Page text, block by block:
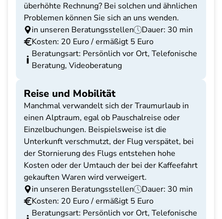
überhöhte Rechnung? Bei solchen und ähnlichen
Problemen können Sie sich an uns wenden.
in unseren Beratungsstellen
Dauer: 30 min
Kosten: 20 Euro / ermäßigt 5 Euro
Beratungsart: Persönlich vor Ort, Telefonische
Beratung, Videoberatung
Reise und Mobilität
Manchmal verwandelt sich der Traumurlaub in
einen Alptraum, egal ob Pauschalreise oder
Einzelbuchungen. Beispielsweise ist die
Unterkunft verschmutzt, der Flug verspätet, bei
der Stornierung des Flugs entstehen hohe
Kosten oder der Umtauch der bei der Kaffeefahrt
gekauften Waren wird verweigert.
in unseren Beratungsstellen
Dauer: 30 min
Kosten: 20 Euro / ermäßigt 5 Euro
Beratungsart: Persönlich vor Ort, Telefonische